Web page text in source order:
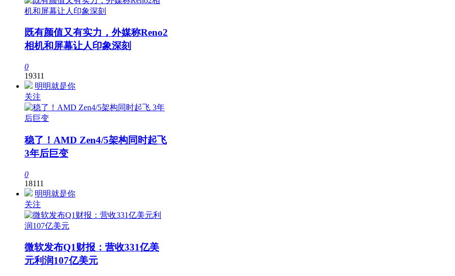
既有颜值又有实力，外媒称Reno2
相机和屏幕让人印象深刻
0
19311
明明就是你
关注
稳了！AMD Zen4/5架构同时起飞
3年后巨变
0
18111
明明就是你
关注
微软发布Q1财报：营收331亿美
元利润107亿美元